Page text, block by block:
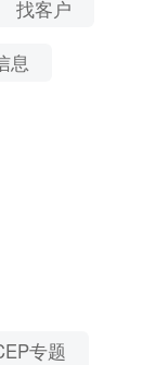
相关资料或
找客户
息
专题